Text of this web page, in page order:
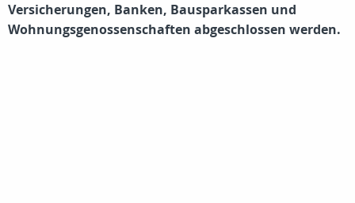
Versicherungen, Banken, Bausparkassen und
Wohnungsgenossenschaften abgeschlossen werden.